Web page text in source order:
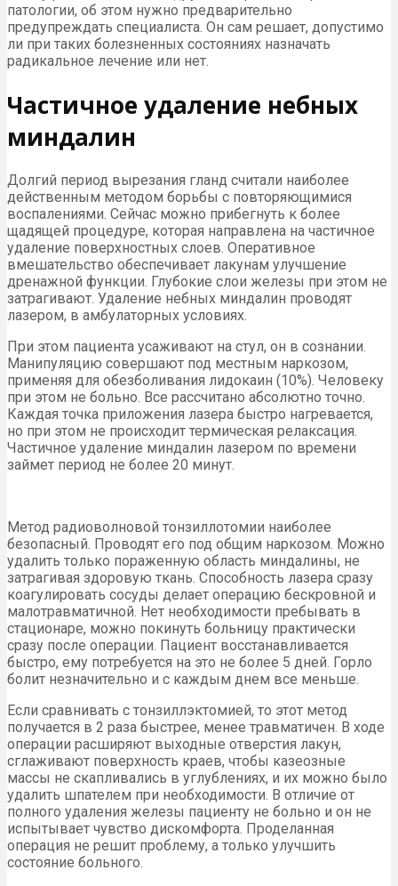
патологии, об этом нужно предварительно
предупреждать специалиста. Он сам решает, допустимо
ли при таких болезненных состояниях назначать
радикальное лечение или нет.
Частичное удаление небных
миндалин
Долгий период вырезания гланд считали наиболее
действенным методом борьбы с повторяющимися
воспалениями. Сейчас можно прибегнуть к более
щадящей процедуре, которая направлена на частичное
удаление поверхностных слоев. Оперативное
вмешательство обеспечивает лакунам улучшение
дренажной функции. Глубокие слои железы при этом не
затрагивают. Удаление небных миндалин проводят
лазером, в амбулаторных условиях.
При этом пациента усаживают на стул, он в сознании.
Манипуляцию совершают под местным наркозом,
применяя для обезболивания лидокаин (10%). Человеку
при этом не больно. Все рассчитано абсолютно точно.
Каждая точка приложения лазера быстро нагревается,
но при этом не происходит термическая релаксация.
Частичное удаление миндалин лазером по времени
займет период не более 20 минут.
Метод радиоволновой тонзиллотомии наиболее
безопасный. Проводят его под общим наркозом. Можно
удалить только пораженную область миндалины, не
затрагивая здоровую ткань. Способность лазера сразу
коагулировать сосуды делает операцию бескровной и
малотравматичной. Нет необходимости пребывать в
стационаре, можно покинуть больницу практически
сразу после операции. Пациент восстанавливается
быстро, ему потребуется на это не более 5 дней. Горло
болит незначительно и с каждым днем все меньше.
Если сравнивать с тонзиллэктомией, то этот метод
получается в 2 раза быстрее, менее травматичен. В ходе
операции расширяют выходные отверстия лакун,
сглаживают поверхность краев, чтобы казеозные
массы не скапливались в углублениях, и их можно было
удалить шпателем при необходимости. В отличие от
полного удаления железы пациенту не больно и он не
испытывает чувство дискомфорта. Проделанная
операция не решит проблему, а только улучшить
состояние больного.